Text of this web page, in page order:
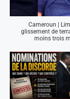
Cameroun |
glissement de
moins trois